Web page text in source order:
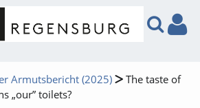
Armutsbericht (2025)
The taste of
„our” toilets?